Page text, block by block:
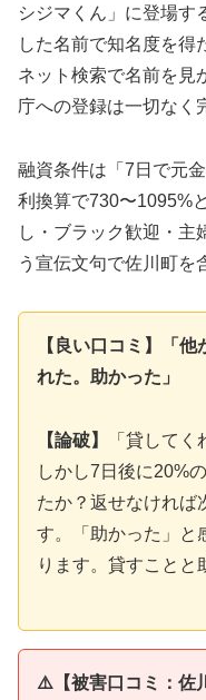
シジマくん」に登場す
した名前で知名度を得
ネット検索で名前を見
庁への登録は一切なく
融資条件は「7日で元
利換算で730〜1095%
し・ブラック歓迎・主
う宣伝文句で佐川町を
【良い口コミ】「
れた。助かった」
【論破】
「貸して
しかし7日後に20%
たか？返せなければ
す。「助かった」と
ります。貸すことと
⚠️【被害口コミ：佐